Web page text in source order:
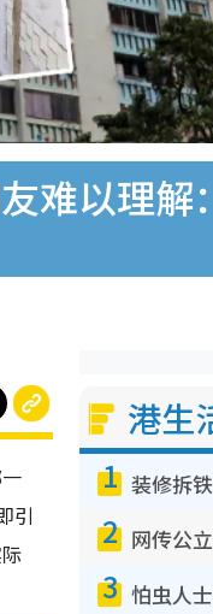
难以理解
引
港生
1
2
3